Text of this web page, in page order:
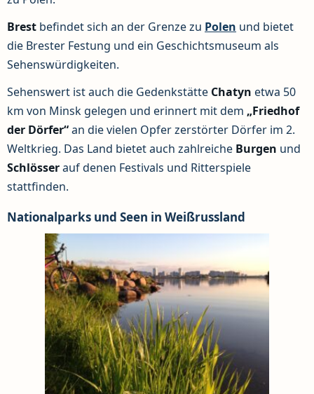
Brest befindet sich an der Grenze zu Polen und bietet
die Brester Festung und ein Geschichtsmuseum als
Sehenswürdigkeiten.
Sehenswert ist auch die Gedenkstätte Chatyn etwa 50
km von Minsk gelegen und erinnert mit dem „Friedhof
der Dörfer“an die vielen Opfer zerstörter Dörfer im 2.
Weltkrieg. Das Land bietet auch zahlreiche Burgen und
Schlösserauf denen Festivals und Ritterspiele
stattfinden.
Nationalparks und Seen in Weißrussland